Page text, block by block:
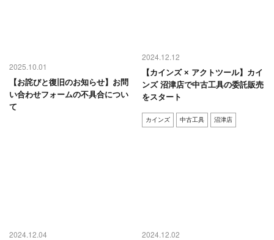
2025.10.01
【お詫びと復旧のお知らせ】お問
い合わせフォームの不具合につい
て
2024.12.12
【カインズ × アクトツール】カイ
ンズ 沼津店で中古工具の委託販売
をスタート
カインズ 中古工具 沼津店
2024.12.04 2024.12.02